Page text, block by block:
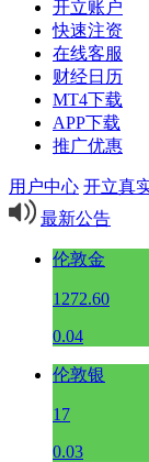
开立账户
快速注资
在线客服
财经日历
MT4下载
APP下载
推广优惠
用户中心 开立真
最新公告
伦敦金
1272.60
0.04
伦敦银
17
0.03